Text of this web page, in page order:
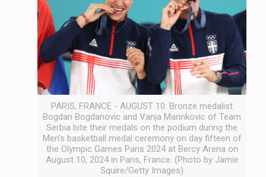
PARIS, FRANCE - AUGUST 10: Bronze medalist
Bogdan Bogdanovic and Vanja Marinkovic of Team
Serbia bite their medals on the podium during the
Men's basketball medal ceremony on day fifteen of
the Olympic Games Paris 2024 at Bercy Arena on
August 10, 2024 in Paris, France. (Photo by Jamie
Squire/Getty Images)